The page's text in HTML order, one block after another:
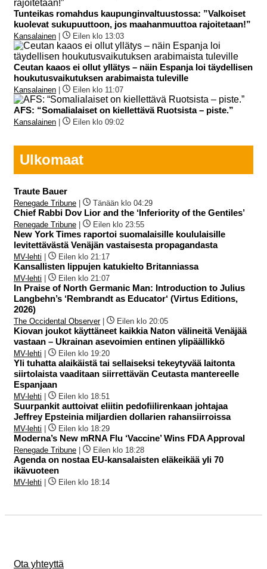
Tunteikas romahdus kaupunginvaltuustossa: ”Valkoiset
kuolevat sukupuuttoon, jos maahanmuuttoa rajoitetaan!”
Kansalainen | Eilen klo 13:03
Ceutan kaaos ei ollut yllätys – näin Espanja loi täydellisen
houkutusvaikutuksen arabimaista tuleville
Kansalainen | Eilen klo 11:07
AFS: “Somalialaiset on kiellettävä Ruotsista – piste.”
Kansalainen | Eilen klo 09:02
Ulkomaat
Traute Bauer
Renegade Tribune | Tänään klo 04:29
Chief Rabbi Dov Lior and the ‘Inferiority of the Gentiles’
Renegade Tribune | Eilen klo 23:55
New York Times raportoi suomalaisille koululaisille
levitettävästä Venäjän vastaisesta propagandasta
MV-lehti | Eilen klo 21:17
Kansallisten lippujen katukielto Britanniassa
MV-lehti | Eilen klo 21:07
In Praise of North Germanic Man: Introduction to Julius
Langbehn’s ‘Rembrandt as Educator‘ (Virtus Editions,
2026)
The Occidental Observer| Eilen klo 20:05
Kiovan joukot käyttäneet kaikkia Naton välineitä Venäjää
vastaan – Ukrainan asevoimien entinen ylipäällikkö
MV-lehti | Eilen klo 19:20
Yli tuhatta alaikäistä tai sellaiseksi tekeytyvää laitonta
siirtolaista vaaditaan siirrettävän Ceutasta mantereelle
Espanjaan
MV-lehti | Eilen klo 18:51
Suurpankit auttoivat eliitin pedofiilirenkaan johtajaa
Jeffrey Epsteinia miljardien dollarien rahansiirroissa
MV-lehti | Eilen klo 18:29
Moderna’s New mRNA Flu ‘Vaccine’ Wins FDA Approval
Renegade Tribune | Eilen klo 18:28
Agenda on nostaa EU-kansalaisten eläkeikää yli 70
ikävuoteen
MV-lehti | Eilen klo 18:14
Ota yhteyttä